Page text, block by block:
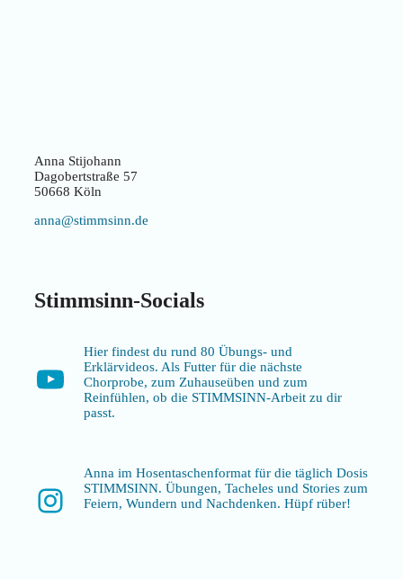
Anna Stijohann
Dagobertstraße 57
50668 Köln
anna@stimmsinn.de
Stimmsinn-Socials
YouTube
Hier findest du rund 80 Übungs- und
Erklärvideos. Als Futter für die nächste
Chorprobe, zum Zuhauseüben und zum
Reinfühlen, ob die STIMMSINN-Arbeit zu dir
passt.
Instagram
Anna im Hosentaschenformat für die täglich Dosis
STIMMSINN. Übungen, Tacheles und Stories zum
Feiern, Wundern und Nachdenken. Hüpf rüber!